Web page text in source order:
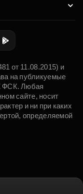
от 11.08.2015) и
на публикуемые
ФСК. Любая
сайте, носит
и ни при каких
определяемой